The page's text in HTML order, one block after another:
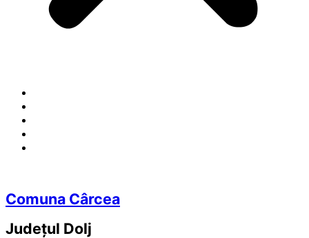
Comuna Cârcea
Județul Dolj